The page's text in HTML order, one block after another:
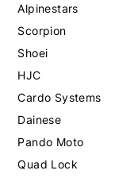
Alpinestars
Scorpion
Shoei
HJC
Cardo Systems
Dainese
Pando Moto
Quad Lock